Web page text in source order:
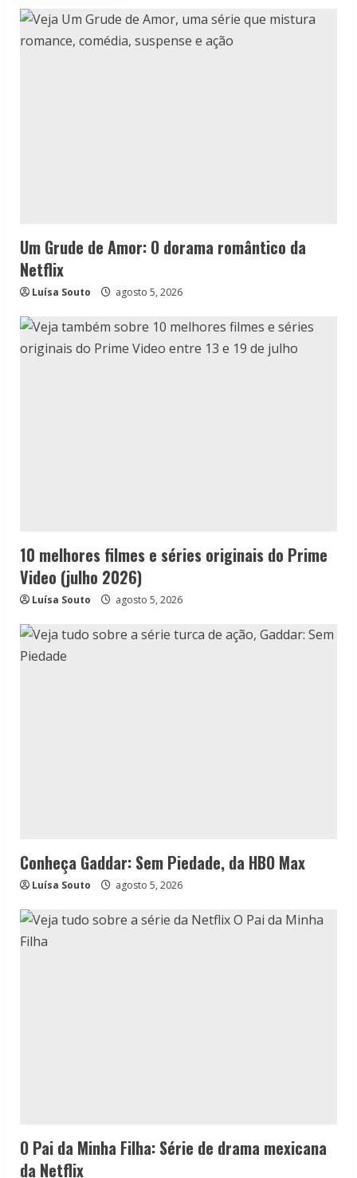
Um Grude de Amor: O dorama romântico da
Netflix
Luísa Souto agosto 5, 2026
10 melhores filmes e séries originais do Prime
Video (julho 2026)
Luísa Souto agosto 5, 2026
Conheça Gaddar: Sem Piedade, da HBO Max
Luísa Souto agosto 5, 2026
O Pai da Minha Filha: Série de drama mexicana
da Netflix